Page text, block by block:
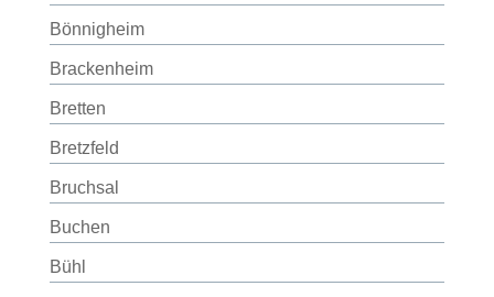
Bönnigheim
Brackenheim
Bretten
Bretzfeld
Bruchsal
Buchen
Bühl